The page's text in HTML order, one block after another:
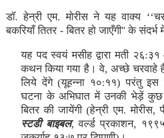
डॉ. हेन्री एम. मोरीस ने यह वाक्य
बकरियाँ तितर - बितर हो जाएँगी'' के संदर्भ
यह पद स्वयं मसीह द्वारा मती
कथन किया गया है। वे, अच्छे चरवाहे
लिये देंगे (यूहन्ना १०:११) परंतु इस
घटना के अभिघात में उनकी भेड़ें कुछ
बितर की जायेंगी (हेन्री एम. मोरीस,
स्टडी बाइबल, वर्ल्ड प्रकाशन,